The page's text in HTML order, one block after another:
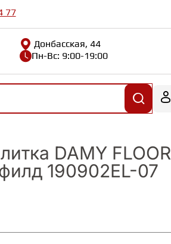
77
Донбасская, 44
Пн-Вс: 9:00-19:00
DAMY FLOOR
190902EL-07